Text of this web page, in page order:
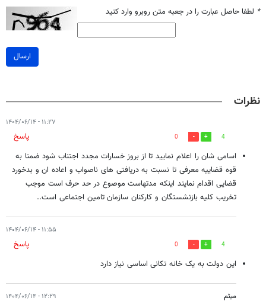
* لطفا حاصل عبارت را در جعبه متن روبرو وارد کنید
ارسال
نظرات
۱۱:۲۷ - ۱۴۰۴/۰۶/۱۴
4
0
پاسخ
اسامی شان را اعلام نمایید تا از بروز خسارات مجدد اجتناب شود ضمنا به
قوه قضاییه معرفی تا نسبت به دریافتی های ناصواب و اعاده ان و بدخورد
قضایی اقدام نمایند اینکه مدتهاست موصوع در حد حرف است موجب
تخریب کلیه بازنشستگان و کارکنان سازمان تامین اجتماعی است..
۱۱:۵۵ - ۱۴۰۴/۰۶/۱۴
4
0
پاسخ
این دولت به یک خانه تکانی اساسی نیاز دارد
میثم ۱۲:۲۹ - ۱۴۰۴/۰۶/۱۴